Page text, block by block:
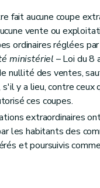
fait aucune coupe
vente ou
ordinaires réglées
ministériel – Loi du 8
nullité des ventes,
s'il y a lieu, contre ceux
ces coupes.
extraordinaires
les habitants des
et poursuivis